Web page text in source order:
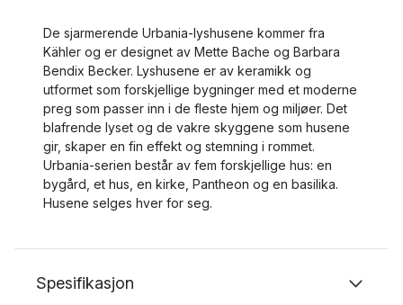
De sjarmerende Urbania-lyshusene kommer fra
Kähler og er designet av Mette Bache og Barbara
Bendix Becker. Lyshusene er av keramikk og
utformet som forskjellige bygninger med et moderne
preg som passer inn i de fleste hjem og miljøer. Det
blafrende lyset og de vakre skyggene som husene
gir, skaper en fin effekt og stemning i rommet.
Urbania-serien består av fem forskjellige hus: en
bygård, et hus, en kirke, Pantheon og en basilika.
Husene selges hver for seg.
Spesifikasjon